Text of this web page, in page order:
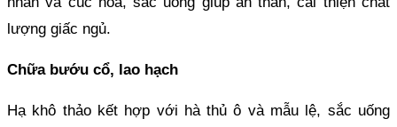
lượng giấc ngủ.
Chữa bướu cổ, lao hạch
Hạ khô thảo kết hợp với hà thủ ô và mẫu lệ, sắc uống